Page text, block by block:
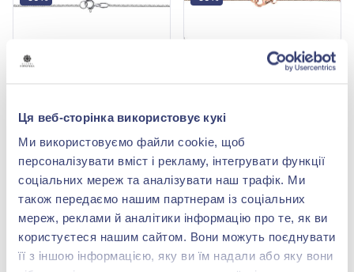
Ця веб-сторінка використовує кукі
Ми використовуємо файли cookie, щоб
персоналізувати вміст і рекламу, інтегрувати функції
соціальних мереж та аналізувати наш трафік. Ми
також передаємо нашим партнерам із соціальних
мереж, реклами й аналітики інформацію про те, як ви
користуєтеся нашим сайтом. Вони можуть поєднувати
її з іншою інформацією, яку ви їм надали або яку вони
Колье с бриллиантами из
белого золота 585°,
бриллиант 0,03ct, арт. 1-
6200001.2
51 151,00 грн
25 575,50 грн
(арт. 1-6200001.2)
Купить
Колье с бриллиантами из
красного золота 585°,
бриллиант 0,09ct, арт. 6-
30111
78 739,00 грн
39 369,50 грн
(арт. 6-30111)
Купить